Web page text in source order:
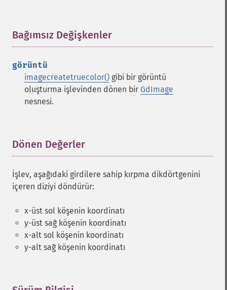
Bağımsız Değişkenler
görüntü
imagecreatetruecolor() gibi bir görüntü
oluşturma işlevinden dönen bir GdImage
nesnesi.
Dönen Değerler
İşlev, aşağıdaki girdilere sahip kırpma dikdörtgenini
içeren diziyi döndürür:
x-üst sol köşenin koordinatı
y-üst sağ köşenin koordinatı
x-alt sol köşenin koordinatı
y-alt sağ köşenin koordinatı